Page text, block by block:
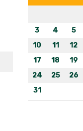
3
4 5
10
11 12
17
18 19
24
25 26
31